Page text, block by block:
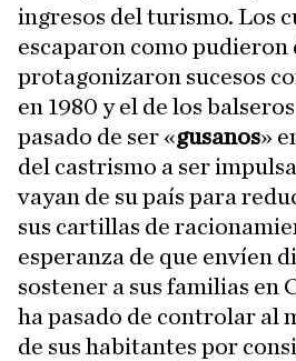
ingresos del turismo. Los
escaparon como pudieron
protagonizaron sucesos
en 1980 y el de los
pasado de ser «gusanos»
del castrismo a ser
vayan de su país para
sus cartillas de
esperanza de que envíen
sostener a sus familias en
ha pasado de controlar al
de sus habitantes por